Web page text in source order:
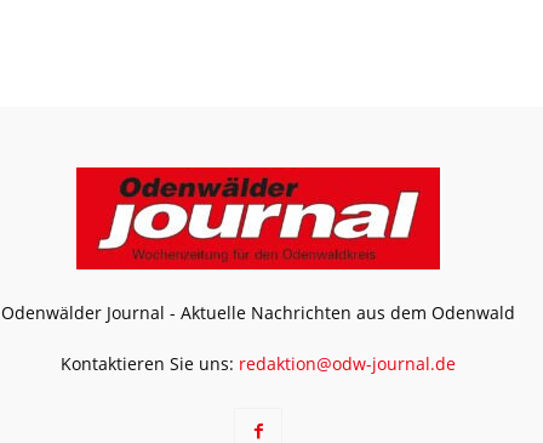
Odenwälder Journal - Aktuelle Nachrichten aus dem Odenwald
Kontaktieren Sie uns: redaktion@odw-journal.de